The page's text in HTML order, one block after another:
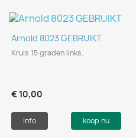
Arnold 8023 GEBRUIKT
Kruis 15 graden links.
€ 10,00
Info koop nu